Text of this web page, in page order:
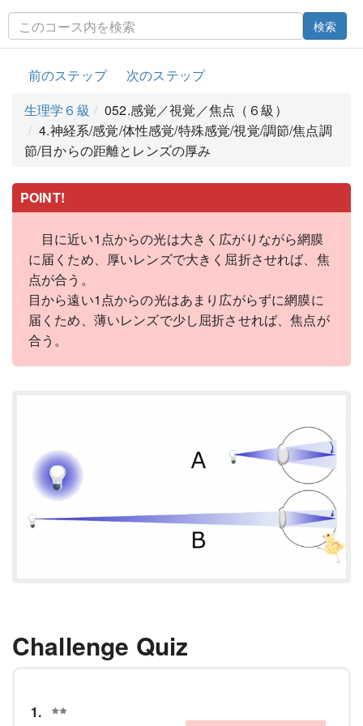
検索
前のステップ
次のステップ
生理学６級
052.感覚／視覚／焦点（６級）
4.神経系/感覚/体性感覚/特殊感覚/視覚/調節/焦点調
節/目からの距離とレンズの厚み
POINT!
目に近い1点からの光は大きく広がりながら網膜
に届くため、厚いレンズで大きく屈折させれば、焦
点が合う。
目から遠い1点からの光はあまり広がらずに網膜に
届くため、薄いレンズで少し屈折させれば、焦点が
合う。
Challenge Quiz
1.